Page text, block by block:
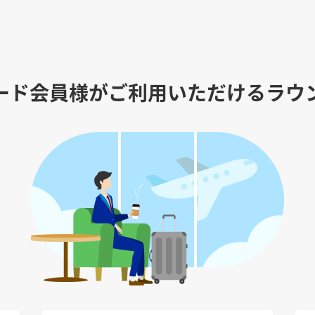
ド会員様がご利用いただけるラウ